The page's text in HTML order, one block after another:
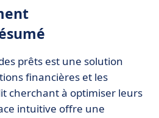
prêts est une solution
financières et les
cherchant à optimiser leurs
intuitive offre une